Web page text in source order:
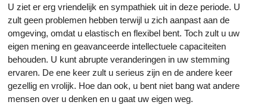
U ziet er erg vriendelijk en sympathiek uit in deze periode. U
zult geen problemen hebben terwijl u zich aanpast aan de
omgeving, omdat u elastisch en flexibel bent. Toch zult u uw
eigen mening en geavanceerde intellectuele capaciteiten
behouden. U kunt abrupte veranderingen in uw stemming
ervaren. De ene keer zult u serieus zijn en de andere keer
gezellig en vrolijk. Hoe dan ook, u bent niet bang wat andere
mensen over u denken en u gaat uw eigen weg.